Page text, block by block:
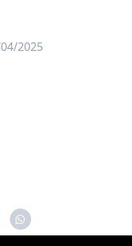
2025